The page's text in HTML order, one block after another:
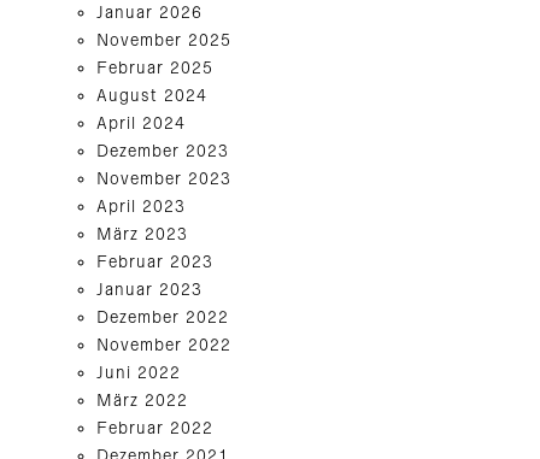
Januar 2026
November 2025
Februar 2025
August 2024
April 2024
Dezember 2023
November 2023
April 2023
März 2023
Februar 2023
Januar 2023
Dezember 2022
November 2022
Juni 2022
März 2022
Februar 2022